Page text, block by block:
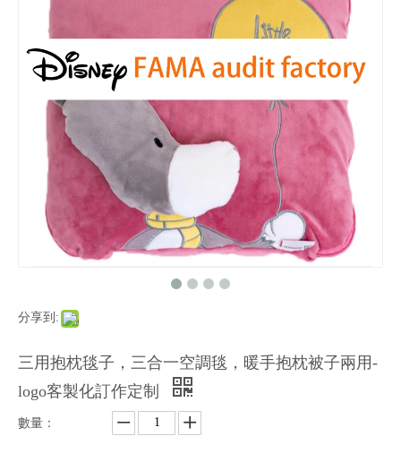
分享到:
三用抱枕毯子，三合一空調毯，暖手抱枕被子兩用-
logo客製化訂作定制
數量：